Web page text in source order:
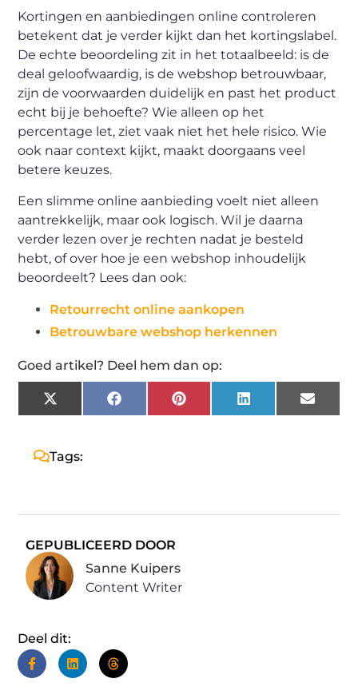
Kortingen en aanbiedingen online controleren
betekent dat je verder kijkt dan het kortingslabel.
De echte beoordeling zit in het totaalbeeld: is de
deal geloofwaardig, is de webshop betrouwbaar,
zijn de voorwaarden duidelijk en past het product
echt bij je behoefte? Wie alleen op het
percentage let, ziet vaak niet het hele risico. Wie
ook naar context kijkt, maakt doorgaans veel
betere keuzes.
Een slimme online aanbieding voelt niet alleen
aantrekkelijk, maar ook logisch. Wil je daarna
verder lezen over je rechten nadat je besteld
hebt, of over hoe je een webshop inhoudelijk
beoordeelt? Lees dan ook:
Retourrecht online aankopen
Betrouwbare webshop herkennen
Goed artikel? Deel hem dan op:
X
(Twitter)
FacebookPinterestLinkedIn Email
Tags:
GEPUBLICEERD DOOR
Sanne Kuipers
Content Writer
Deel dit: